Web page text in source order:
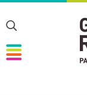
Toggle
Toggle